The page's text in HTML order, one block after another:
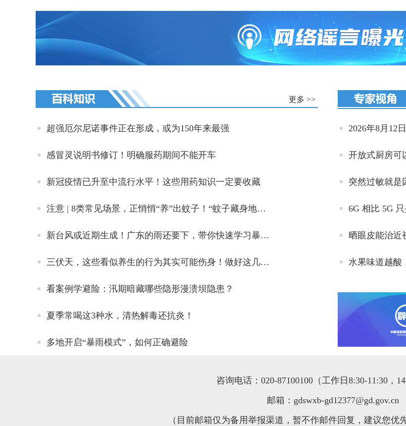
更多 >>
超强厄尔尼诺事件正在形成，或为150年来最强
感冒灵说明书修订！明确服药期间不能开车
新冠疫情已升至中流行水平！这些用药知识一定要收藏
注意 | 8类常见场景，正悄悄“养”出蚊子！“蚊子藏身地图”出炉
新台风或近期生成！广东的雨还要下，带你快速学习暴雨防范措施
三伏天，这些看似养生的行为其实可能伤身！做好这几件事，身体会感谢你
看案例学避险：汛期暗藏哪些隐形漫溃坝隐患？
夏季常喝这3种水，清热解毒还抗炎！
多地开启“暴雨模式”，如何正确避险
突然过敏就是
6G 相比 5G
晒眼皮能治近
水果味道越酸
咨询电话：020-87100100（工作日8:30-11:30，
邮箱：gdswxb-gd12377@gd.gov.cn
（目前邮箱仅为备用举报渠道，暂不作邮件回复，建议您优